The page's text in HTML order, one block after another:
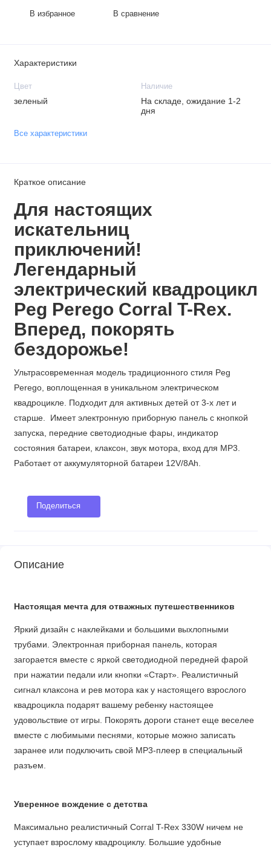
В избранное В сравнение
Характеристики
Цвет
зеленый
Наличие
На складе, ожидание 1-2
дня
Все характеристики
Краткое описание
Для настоящих
искательниц
приключений!
Легендарный
электрический квадроцикл
Peg Perego Corral T-Rex.
Вперед, покорять
бездорожье!
Ультрасовременная модель традиционного стиля Peg
Perego, воплощенная в уникальном электрическом
квадроцикле. Подходит для активных детей от 3-х лет и
старше. Имеет электронную приборную панель с кнопкой
запуска, передние светодиодные фары, индикатор
состояния батареи, клаксон, звук мотора, вход для МР3.
Работает от аккумуляторной батареи 12V/8Ah.
Поделиться
Описание
Настоящая мечта для отважных путешественников
Яркий дизайн с наклейками и большими выхлопными
трубами. Электронная приборная панель, которая
загорается вместе с яркой светодиодной передней фарой
при нажатии педали или кнопки «‎Старт»‎. Реалистичный
сигнал клаксона и рев мотора как у настоящего взрослого
квадроцикла подарят вашему ребенку настоящее
удовольствие от игры. Покорять дороги станет еще веселее
вместе с любимыми песнями, которые можно записать
заранее или подключить свой MP3-плеер в специальный
разъем.
Уверенное вождение с детства
Максимально реалистичный Corral T-Rex 330W ничем не
уступает взрослому квадроциклу. Большие удобные